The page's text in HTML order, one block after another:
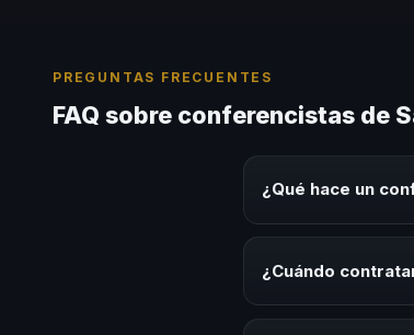
PREGUNTAS FRECUENTES
FAQ sobre conferencistas de
¿Qué hace un
herramientas
¿Cuándo